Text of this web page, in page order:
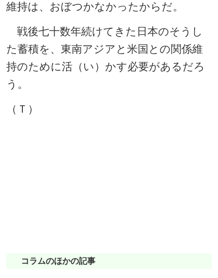
維持は、おぼつかなかったからだ。
戦後七十数年続けてきた日本のそうし
た蓄積を、東南アジアと米国との関係維
持のために活（い）かす必要があるだろ
う。
（Ｔ）
コラムのほかの記事